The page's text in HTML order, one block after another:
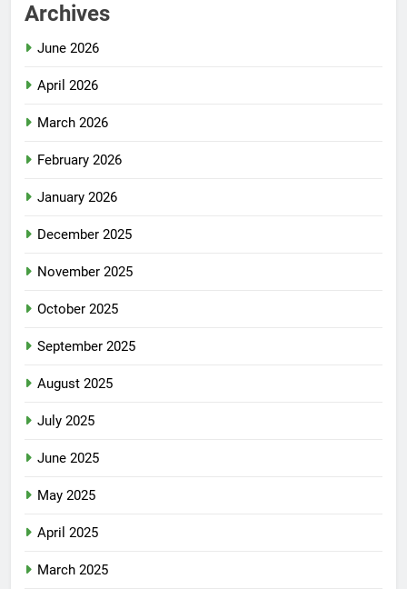
Archives
June 2026
April 2026
March 2026
February 2026
January 2026
December 2025
November 2025
October 2025
September 2025
August 2025
July 2025
June 2025
May 2025
April 2025
March 2025